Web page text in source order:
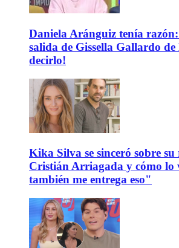
Daniela Aránguiz tenía
salida de Gissella Gallardo
decirlo!
Kika Silva se sinceró sobre su
Cristián Arriagada y cómo lo
también me entrega eso"